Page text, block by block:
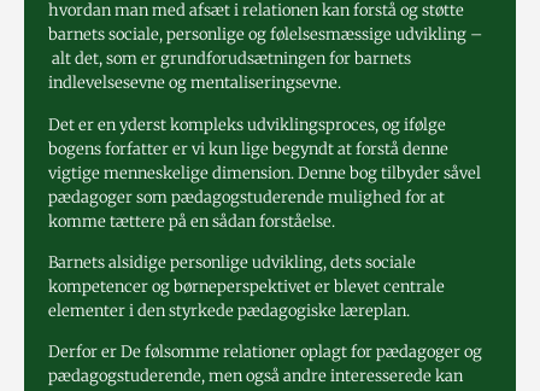
hvordan man med afsæt i relationen kan forstå og støtte
barnets sociale, personlige og følelsesmæssige udvikling –
alt det, som er grundforudsætningen for barnets
indlevelsesevne og mentaliseringsevne.
Det er en yderst kompleks udviklingsproces, og ifølge
bogens forfatter er vi kun lige begyndt at forstå denne
vigtige menneskelige dimension. Denne bog tilbyder såvel
pædagoger som pædagogstuderende mulighed for at
komme tættere på en sådan forståelse.
Barnets alsidige personlige udvikling, dets sociale
kompetencer og børneperspektivet er blevet centrale
elementer i den styrkede pædagogiske læreplan.
Derfor er De følsomme relationer oplagt for pædagoger og
pædagogstuderende, men også andre interesserede kan